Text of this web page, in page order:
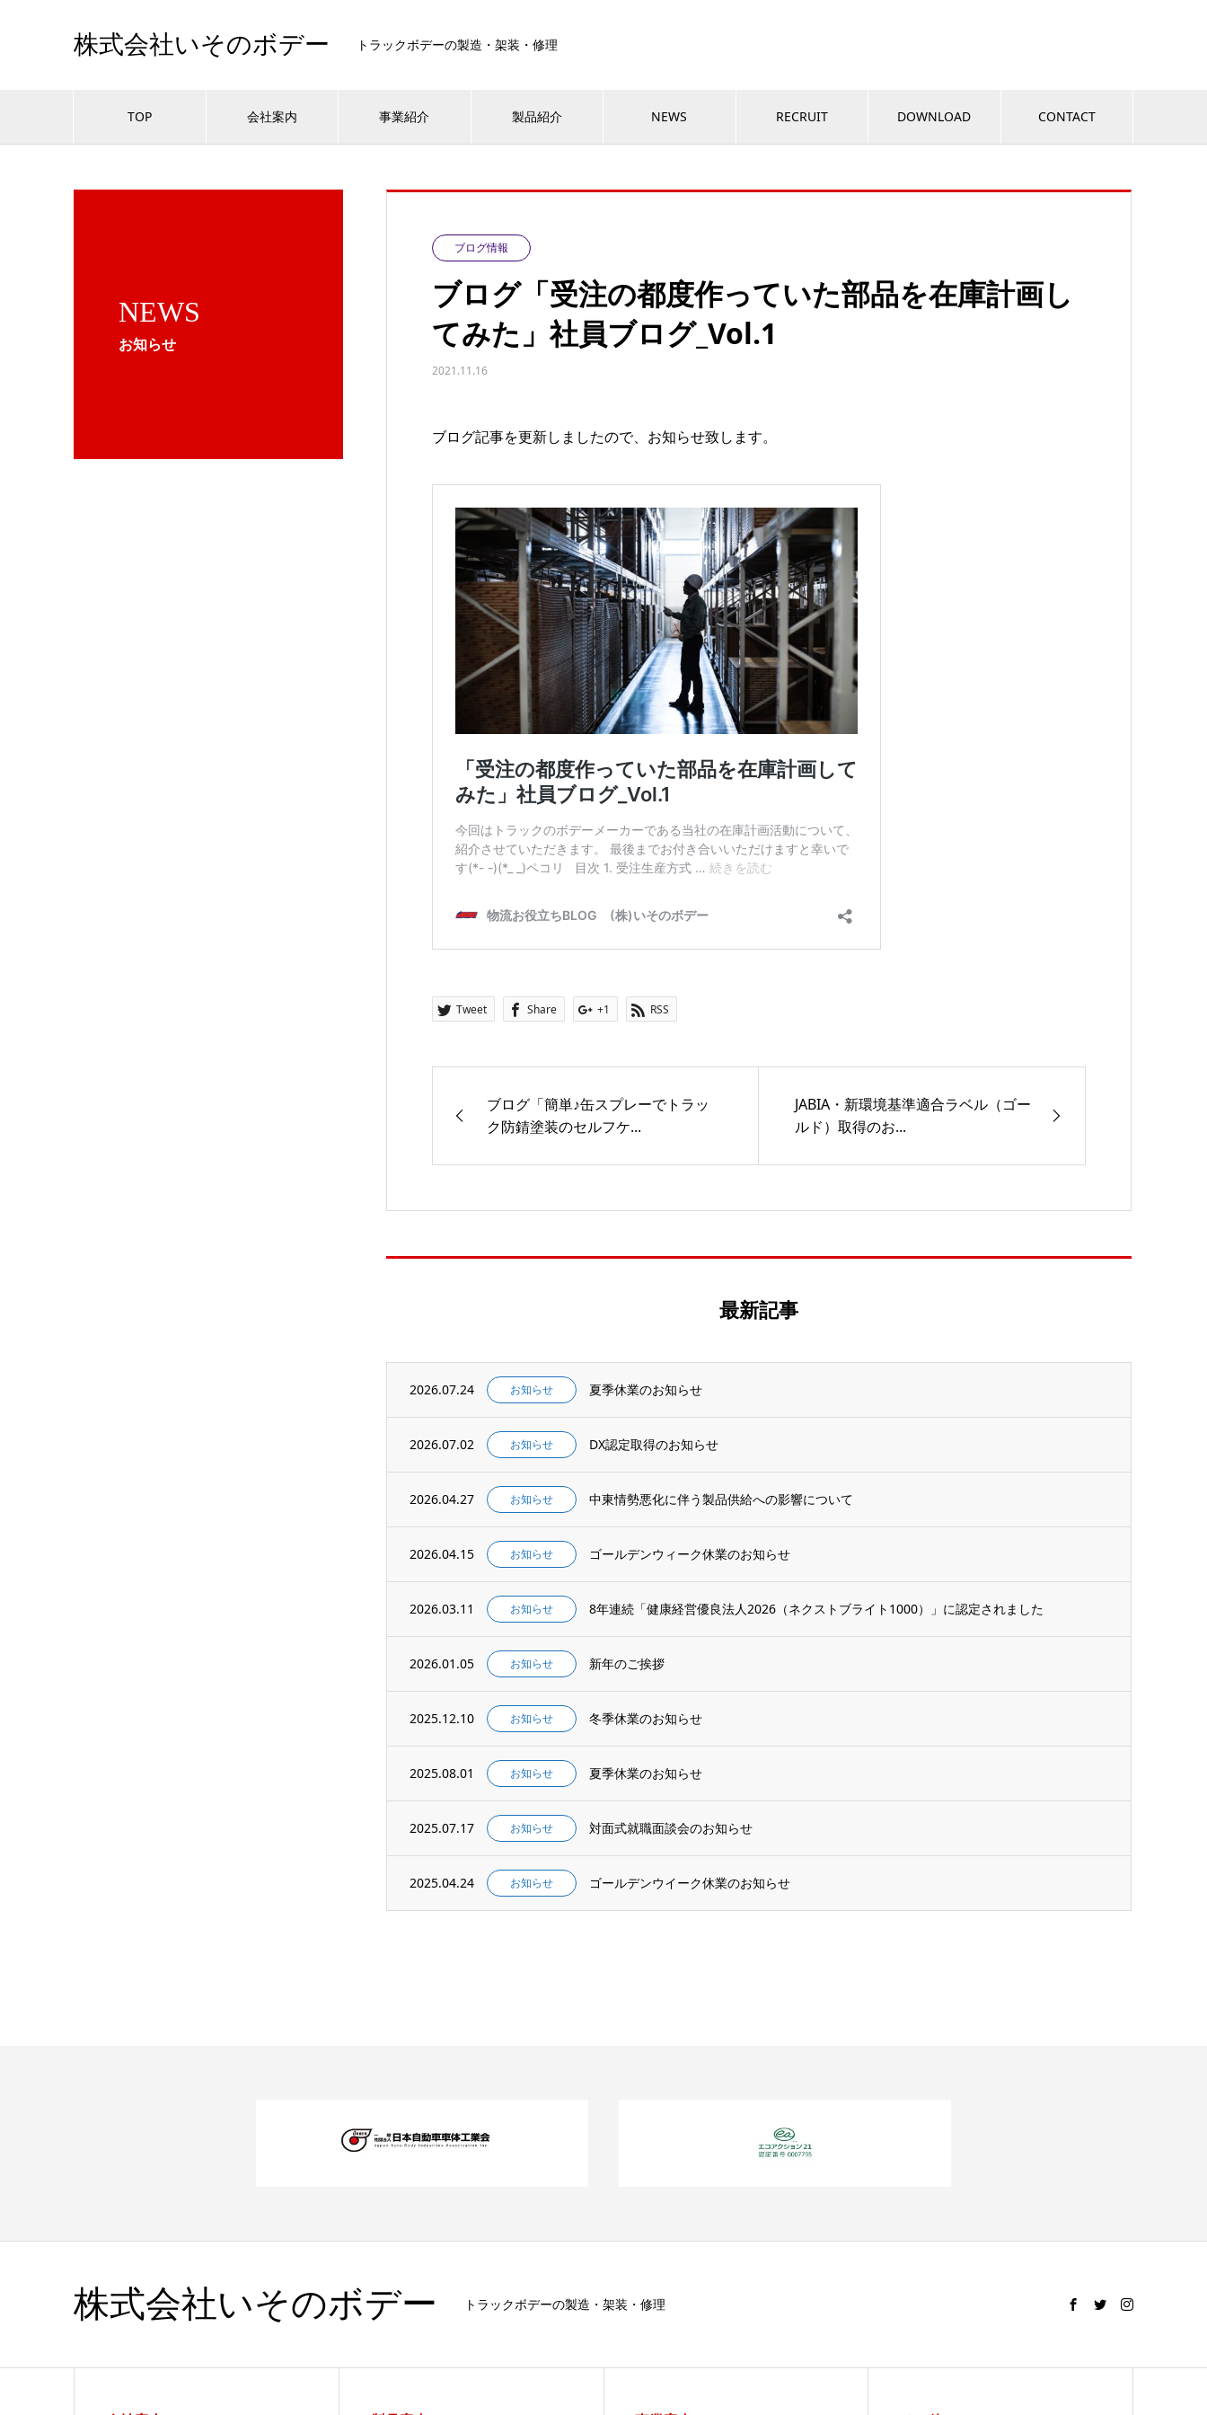
株式会社いそのボデー トラックボデーの製造・架装・修理
TOP 会社案内 事業紹介 製品紹介 NEWS RECRUIT DOWNLOAD CONTACT
NEWS
お知らせ
ブログ情報
ブログ「受注の都度作っていた部品を在庫計画し
てみた」社員ブログ_Vol.1
2021.11.16
ブログ記事を更新しましたので、お知らせ致します。
Tweet Share +1 RSS
ブログ「簡単♪缶スプレーでトラッ
ク防錆塗装のセルフケ...
JABIA・新環境基準適合ラベル（ゴー
ルド）取得のお...
最新記事
2026.07.24 お知らせ 夏季休業のお知らせ
2026.07.02 お知らせ DX認定取得のお知らせ
2026.04.27 お知らせ 中東情勢悪化に伴う製品供給への影響について
2026.04.15 お知らせ ゴールデンウィーク休業のお知らせ
2026.03.11 お知らせ 8年連続「健康経営優良法人2026（ネクストブライト1000）」に認定されました
2026.01.05 お知らせ 新年のご挨拶
2025.12.10 お知らせ 冬季休業のお知らせ
2025.08.01 お知らせ 夏季休業のお知らせ
2025.07.17 お知らせ 対面式就職面談会のお知らせ
2025.04.24 お知らせ ゴールデンウイーク休業のお知らせ
株式会社いそのボデー トラックボデーの製造・架装・修理